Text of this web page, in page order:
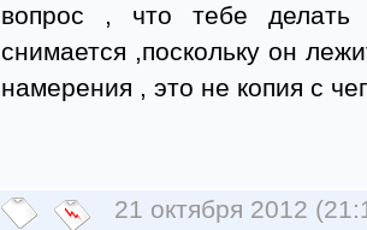
вопрос , что тебе делать
снимается ,поскольку он
намерения , это не копия с
21 октября 2012